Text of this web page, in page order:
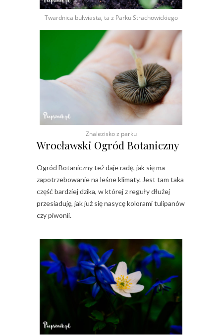
Twardnica bulwiasta, ta z Parku Strachowickiego
Znalezisko z parku
Wrocławski Ogród Botaniczny
Ogród Botaniczny też daje radę, jak się ma
zapotrzebowanie na leśne klimaty. Jest tam taka
część bardziej dzika, w której z reguły dłużej
przesiaduję, jak już się nasycę kolorami tulipanów
czy piwonii.